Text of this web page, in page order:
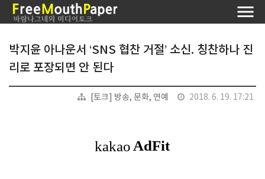
박지윤 아나운서 ‘SNS 협찬 거절’ 소신. 칭찬하나 진
리로 포장되면 안 된다
[토크] 방송, 문화, 연예 2018. 6. 19. 17:21